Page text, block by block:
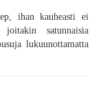
ihan kauheasti ei
satunnaisia
lukuunottamatta